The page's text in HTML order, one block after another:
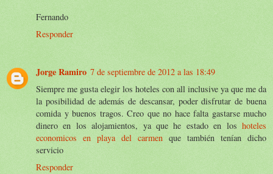
Fernando
Responder
Jorge Ramiro 7 de septiembre de 2012 a las 18:49
Siempre me gusta elegir los hoteles con all inclusive ya que me da
la posibilidad de además de descansar, poder disfrutar de buena
comida y buenos tragos. Creo que no hace falta gastarse mucho
dinero en los alojamientos, ya que he estado en los hoteles
economicos en playa del carmen que también tenían dicho
servicio
Responder